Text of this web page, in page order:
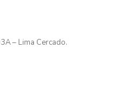
– Lima Cercado.